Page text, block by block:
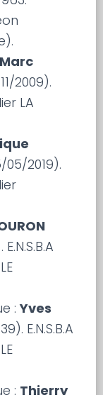
Marc
2009).
LA
2019).
:Yves
E.N.S.B.A
: Thierry